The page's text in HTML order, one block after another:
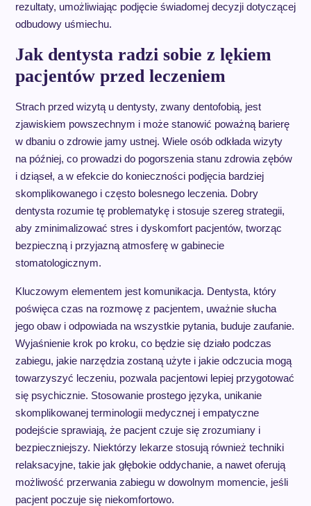
rezultaty, umożliwiając podjęcie świadomej decyzji dotyczącej
odbudowy uśmiechu.
Jak dentysta radzi sobie z lękiem
pacjentów przed leczeniem
Strach przed wizytą u dentysty, zwany dentofobią, jest
zjawiskiem powszechnym i może stanowić poważną barierę
w dbaniu o zdrowie jamy ustnej. Wiele osób odkłada wizyty
na później, co prowadzi do pogorszenia stanu zdrowia zębów
i dziąseł, a w efekcie do konieczności podjęcia bardziej
skomplikowanego i często bolesnego leczenia. Dobry
dentysta rozumie tę problematykę i stosuje szereg strategii,
aby zminimalizować stres i dyskomfort pacjentów, tworząc
bezpieczną i przyjazną atmosferę w gabinecie
stomatologicznym.
Kluczowym elementem jest komunikacja. Dentysta, który
poświęca czas na rozmowę z pacjentem, uważnie słucha
jego obaw i odpowiada na wszystkie pytania, buduje zaufanie.
Wyjaśnienie krok po kroku, co będzie się działo podczas
zabiegu, jakie narzędzia zostaną użyte i jakie odczucia mogą
towarzyszyć leczeniu, pozwala pacjentowi lepiej przygotować
się psychicznie. Stosowanie prostego języka, unikanie
skomplikowanej terminologii medycznej i empatyczne
podejście sprawiają, że pacjent czuje się zrozumiany i
bezpieczniejszy. Niektórzy lekarze stosują również techniki
relaksacyjne, takie jak głębokie oddychanie, a nawet oferują
możliwość przerwania zabiegu w dowolnym momencie, jeśli
pacjent poczuje się niekomfortowo.